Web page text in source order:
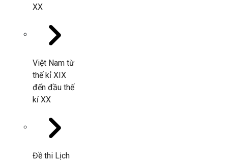
XX
Việt Nam từ
thế kỉ XIX
đến đầu thế
kỉ XX
Đề thi Lịch